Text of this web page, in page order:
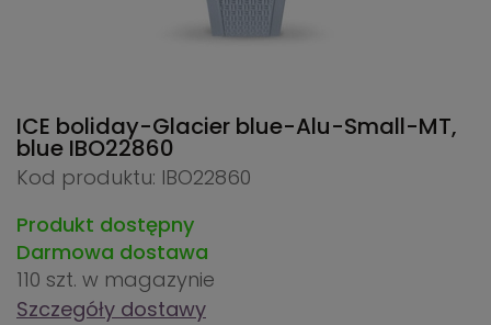
ICE boliday-Glacier blue-Alu-Small-MT,
blue IBO22860
Kod produktu: IBO22860
Produkt dostępny
Darmowa dostawa
110 szt. w magazynie
Szczegóły dostawy